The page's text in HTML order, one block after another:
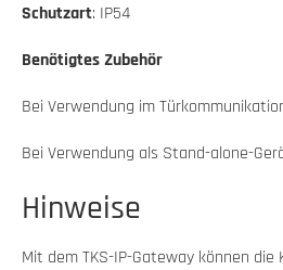
Schutzart: IP54
Benötigtes Zubehör
Bei Verwendung im
Bei Verwendung als Stand-alone-
Hinweise
Mit dem TKS-IP-Gateway können